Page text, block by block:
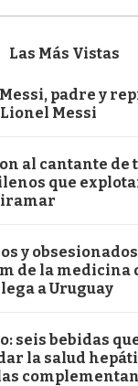
Las Más Vistas
padre y
Messi
al cantante de
que
y
de la medicina
a Uruguay
seis bebidas
la salud
complementan